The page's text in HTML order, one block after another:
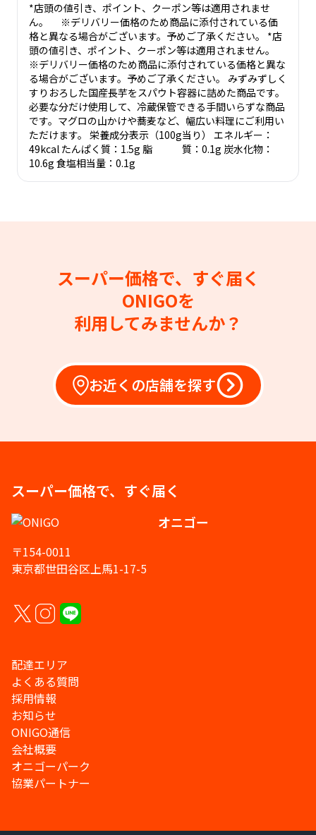
*店頭の値引き、ポイント、クーポン等は適用されませ
ん。 ※デリバリー価格のため商品に添付されている価
格と異なる場合がございます。予めご了承ください。 *店
頭の値引き、ポイント、クーポン等は適用されません。
※デリバリー価格のため商品に添付されている価格と異な
る場合がございます。予めご了承ください。 みずみずしく
すりおろした国産長芋をスパウト容器に詰めた商品です。
必要な分だけ使用して、冷蔵保管できる手間いらずな商品
です。マグロの山かけや蕎麦など、幅広い料理にご利用い
ただけます。 栄養成分表示（100g当り） エネルギー：
49kcal たんぱく質：1.5g 脂 質：0.1g 炭水化物：
10.6g 食塩相当量：0.1g
スーパー価格で、すぐ届く
ONIGOを
利用してみませんか？
お近くの店舗を探す
スーパー価格で、すぐ届く
オニゴー
〒154-0011
東京都世田谷区上馬1-17-5
配達エリア
よくある質問
採用情報
お知らせ
ONIGO通信
会社概要
オニゴーパーク
協業パートナー